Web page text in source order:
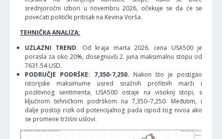
srednjoročni izbori u novembru 2026, očekuje se da će se
povećati politički pritisak na Kevina Vorša.
TEHNIČKA ANALIZA:
UZLAZNI TREND: Od kraja marta 2026. cena USA500 je
porasla za oko 20%, dosegnuvši 2. juna maksimalnu stopu od
7631.54 USD.
PODRUČJE PODRŠKE: 7,350-7,250. Nakon što je postigao
istorijske maksimume usred snažnih profitnih marži i
pozitivnog sentimenta, USA500 ostaje na visokoj stopi, s
ključnom tehničkom podrškom na 7,350–7,250. Međutim, i
dalje postoji rizik od potencijalnog pada ispod tog nivoa ako
se promene tržišni uslovi.